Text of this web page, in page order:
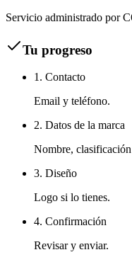
Servicio administrado por
Tu progreso
1. Contacto
Email y teléfono.
2. Datos de la marca
Nombre, clasificación
3. Diseño
Logo si lo tienes.
4. Confirmación
Revisar y enviar.